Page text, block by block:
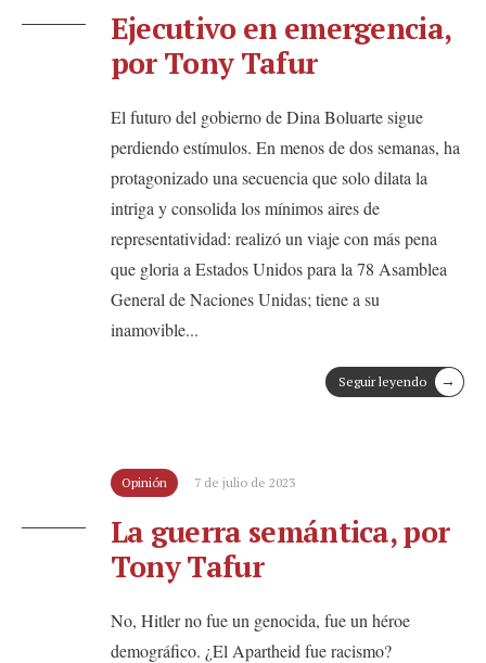
Ejecutivo en emergencia,
por Tony Tafur
El futuro del gobierno de Dina Boluarte sigue
perdiendo estímulos. En menos de dos semanas, ha
protagonizado una secuencia que solo dilata la
intriga y consolida los mínimos aires de
representatividad: realizó un viaje con más pena
que gloria a Estados Unidos para la 78 Asamblea
General de Naciones Unidas; tiene a su
inamovible...
Seguir leyendo →
Opinión 7 de julio de 2023
La guerra semántica, por
Tony Tafur
No, Hitler no fue un genocida, fue un héroe
demográfico. ¿El Apartheid fue racismo?